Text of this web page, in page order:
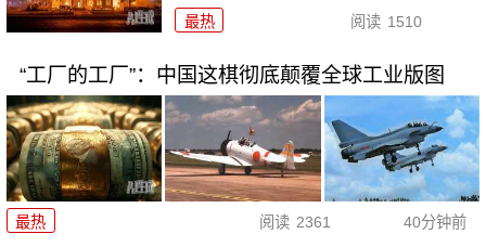
最热 阅读 1510
“工厂的工厂”：中国这棋彻底颠覆全球工业版图
最热 阅读 2361 40分钟前